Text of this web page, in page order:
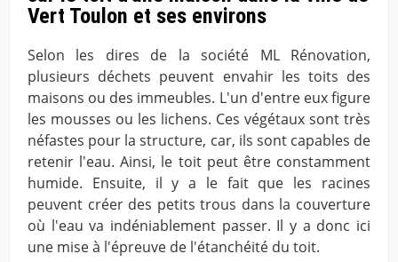
Vert Toulon et ses environs
Selon les dires de la société ML Rénovation,
plusieurs déchets peuvent envahir les toits des
maisons ou des immeubles. L'un d'entre eux figure
les mousses ou les lichens. Ces végétaux sont très
néfastes pour la structure, car, ils sont capables de
retenir l'eau. Ainsi, le toit peut être constamment
humide. Ensuite, il y a le fait que les racines
peuvent créer des petits trous dans la couverture
où l'eau va indéniablement passer. Il y a donc ici
une mise à l'épreuve de l'étanchéité du toit.